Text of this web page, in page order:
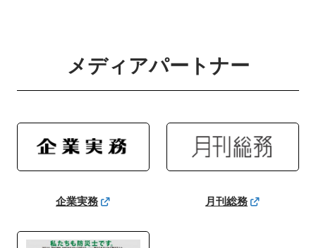
メディアパートナー
企業実務 月刊総務